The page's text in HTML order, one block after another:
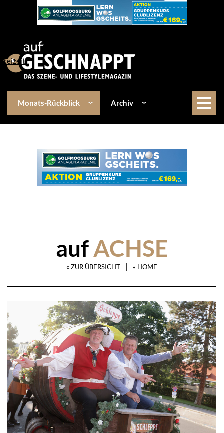
Lifestyle
Freizeit
Monats-Rückblick Archiv
aufACHSE
« ZUR ÜBERSICHT | « HOME